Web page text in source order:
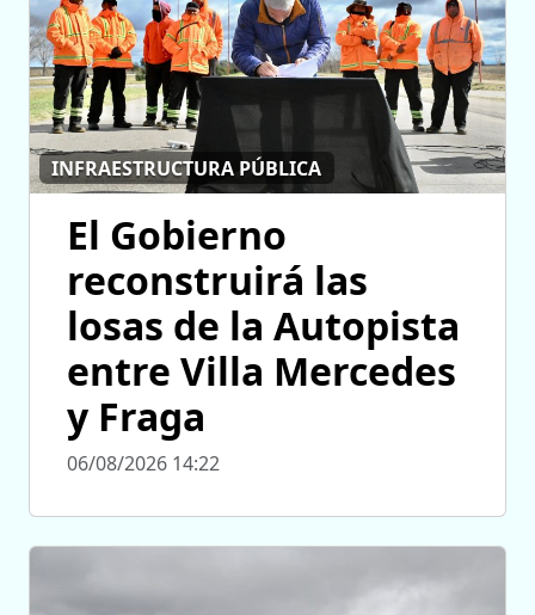
INFRAESTRUCTURA PÚBLICA
El Gobierno
reconstruirá las
losas de la Autopista
entre Villa Mercedes
y Fraga
06/08/2026 14:22